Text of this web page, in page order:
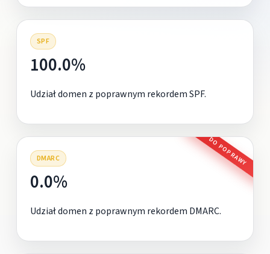
SPF
100.0%
Udział domen z poprawnym rekordem SPF.
DMARC DO POPRAWY
0.0%
Udział domen z poprawnym rekordem DMARC.